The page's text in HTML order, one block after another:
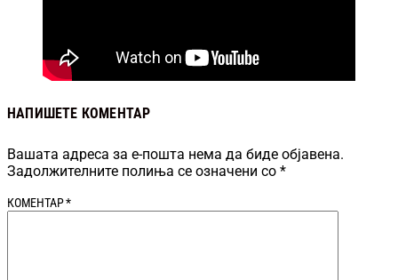
НАПИШЕТЕ КОМЕНТАР
Вашата адреса за е-пошта нема да биде објавена.
Задолжителните полиња се означени со *
КОМЕНТАР*